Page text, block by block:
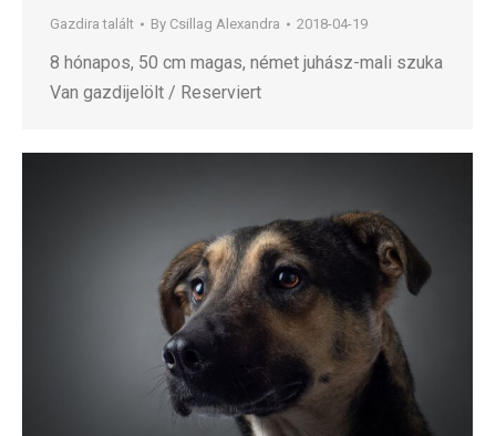
Gazdira talált By Csillag Alexandra 2018-04-19
8 hónapos, 50 cm magas, német juhász-mali szuka
Van gazdijelölt / Reserviert